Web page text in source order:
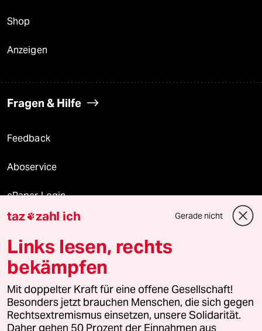
Shop
Anzeigen
Fragen & Hilfe
Feedback
Aboservice
ePaper Login
Downloads für Abonnierende
© 2026 taz Verlags und Vertriebs GmbH
Alle Rechte vorbehalten. Bei rechtlichen Fragen oder für Genehmigungen
wenden Sie sich bitte an lizenzen@taz.de
taz zahl ich Gerade nicht
Links lesen, rechts
bekämpfen
Mit doppelter Kraft für eine offene Gesellschaft!
Besonders jetzt brauchen Menschen, die sich gegen
Rechtsextremismus einsetzen, unsere Solidarität.
Daher gehen 50 Prozent der Einnahmen aus